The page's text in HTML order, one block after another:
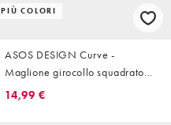
PIÙ COLORI
ASOS DESIGN Curve -
Maglione girocollo squadrato
rosa con spacco laterale
14,99 €